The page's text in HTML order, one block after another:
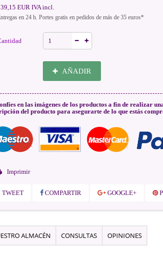
EUR IVA incl.
en 24 h. Portes gratis en pedidos de más de 35 euros*
AÑADIR
en las imágenes de los productos a fin de realizar
del producto para asegurarte de lo que estás
Imprimir
TWEET COMPARTIR GOOGLE+
ALMACÉN CONSULTAS OPINIONES